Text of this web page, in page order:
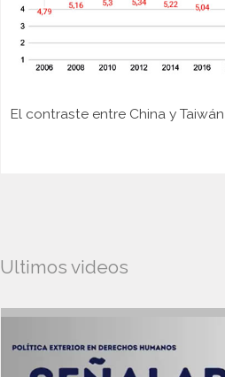
El contraste entre China y
Ultimos videos